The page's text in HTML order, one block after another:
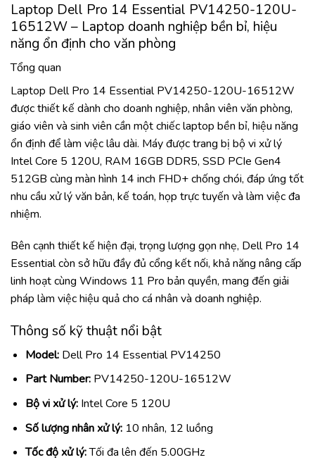
Laptop Dell Pro 14 Essential PV14250-120U-
16512W – Laptop doanh nghiệp bền bỉ, hiệu
năng ổn định cho văn phòng
Tổng quan
Laptop Dell Pro 14 Essential PV14250-120U-16512W
được thiết kế dành cho doanh nghiệp, nhân viên văn phòng,
giáo viên và sinh viên cần một chiếc laptop bền bỉ, hiệu năng
ổn định để làm việc lâu dài. Máy được trang bị bộ vi xử lý
Intel Core 5 120U, RAM 16GB DDR5, SSD PCIe Gen4
512GB cùng màn hình 14 inch FHD+ chống chói, đáp ứng tốt
nhu cầu xử lý văn bản, kế toán, họp trực tuyến và làm việc đa
nhiệm.
Bên cạnh thiết kế hiện đại, trọng lượng gọn nhẹ, Dell Pro 14
Essential còn sở hữu đầy đủ cổng kết nối, khả năng nâng cấp
linh hoạt cùng Windows 11 Pro bản quyền, mang đến giải
pháp làm việc hiệu quả cho cá nhân và doanh nghiệp.
Thông số kỹ thuật nổi bật
Model:Dell Pro 14 Essential PV14250
Part Number:PV14250-120U-16512W
Bộ vi xử lý:Intel Core 5 120U
Số lượng nhân xử lý:10 nhân, 12 luồng
Tốc độ xử lý:Tối đa lên đến 5.00GHz